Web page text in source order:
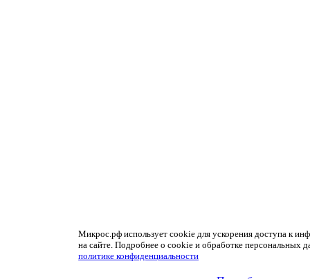
Микрос.рф использует cookie для ускорения доступа к
на сайте. Подробнее о cookie и обработке персональных
политике конфиденциальности